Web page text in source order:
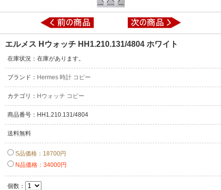
エルメス Hウォッチ HH1.210.131/4804 ホワイト
在庫状況：在庫があります。
ブランド： Hermes 時計 コピー
カテゴリ： Hウォッチ コピー
商品番号：HH1.210.131/4804
送料無料
S品価格：18700円
N品価格：34000円
個数：